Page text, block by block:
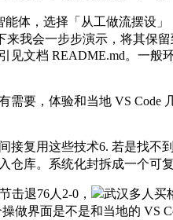
，选择「从工做流摆设」
来我会一步步演示，将其保
见文档 README.md。一
要，体验和当地 VS Code
复用这些技术6. 若是找不到
仓库。系统化封拆成一个可
退76人2-0，
武汉多人买
做界面是不是和当地的 VS